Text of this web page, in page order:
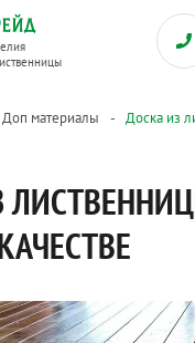
Доп материалы
Доска из